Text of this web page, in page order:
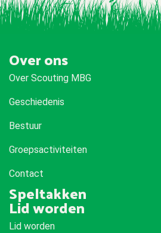
Over ons
Over Scouting MBG
Geschiedenis
Bestuur
Groepsactiviteiten
Contact
Speltakken
Lid worden
Lid worden